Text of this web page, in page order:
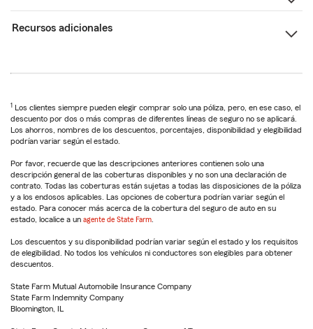
Recursos adicionales
1 Los clientes siempre pueden elegir comprar solo una póliza, pero, en ese caso, el
descuento por dos o más compras de diferentes líneas de seguro no se aplicará.
Los ahorros, nombres de los descuentos, porcentajes, disponibilidad y elegibilidad
podrían variar según el estado.
Por favor, recuerde que las descripciones anteriores contienen solo una
descripción general de las coberturas disponibles y no son una declaración de
contrato. Todas las coberturas están sujetas a todas las disposiciones de la póliza
y a los endosos aplicables. Las opciones de cobertura podrían variar según el
estado. Para conocer más acerca de la cobertura del seguro de auto en su
estado, localice a un agente de State Farm
Los descuentos y su disponibilidad podrían variar según el estado y los requisitos
de elegibilidad. No todos los vehículos ni conductores son elegibles para obtener
descuentos.
State Farm Mutual Automobile Insurance Company
State Farm Indemnity Company
Bloomington, IL